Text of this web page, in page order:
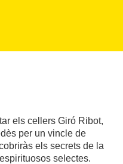
els cellers Giró Ribot,
per un vincle de
els secrets de la
selectes.